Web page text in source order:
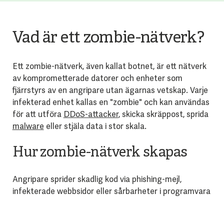
Vad är ett zombie-nätverk?
Ett zombie-nätverk, även kallat botnet, är ett nätverk
av komprometterade datorer och enheter som
fjärrstyrs av en angripare utan ägarnas vetskap. Varje
infekterad enhet kallas en "zombie" och kan användas
för att utföra DDoS-attacker, skicka skräppost, sprida
malware eller stjäla data i stor skala.
Hur zombie-nätverk skapas
Angripare sprider skadlig kod via phishing-mejl,
infekterade webbsidor eller sårbarheter i programvara